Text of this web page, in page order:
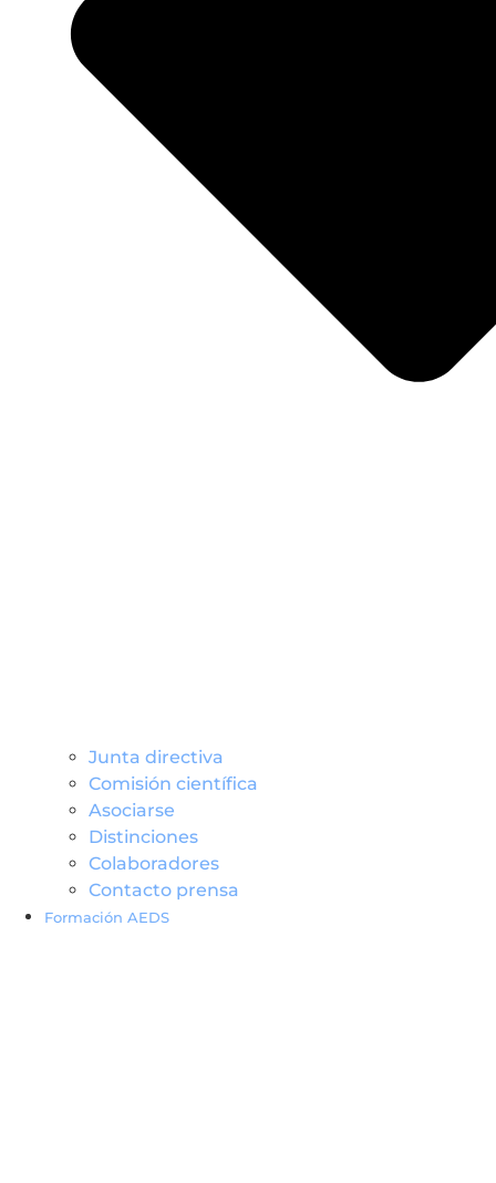
Junta directiva
Comisión científica
Asociarse
Distinciones
Colaboradores
Contacto prensa
Formación AEDS